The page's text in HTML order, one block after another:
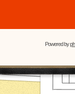
Powered by